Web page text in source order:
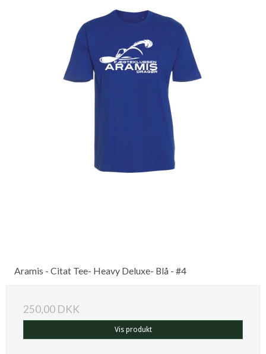
Aramis - Citat Tee- Heavy Deluxe- Blå - #4
250,00 DKK
Vis produkt